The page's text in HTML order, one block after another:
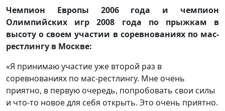
Чемпион Европы 2006 года и чемпион
Олимпийских игр 2008 года по прыжкам в
высоту о своем участии в соревнованиях по мас-
рестлингу в Москве:
«Я принимаю участие уже второй раз в
соревнованиях по мас-рестлингу. Мне очень
приятно, в первую очередь, попробовать свои силы
и что-то новое для себя открыть. Это очень приятно.